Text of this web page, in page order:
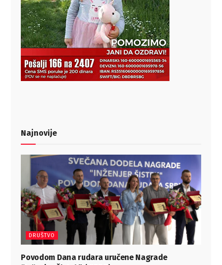
Najnovije
DRUŠTVO
Povodom Dana rudara uručene Nagrade